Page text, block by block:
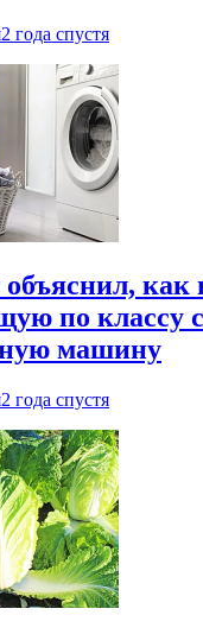
2 года спустя
объяснил, как
по классу
машину
2 года спустя